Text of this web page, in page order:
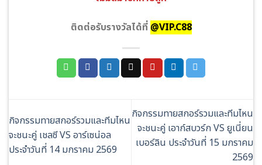
ติดต่อรับรางวัลได้ที่ @VIP.C88
กิจกรรมทายสกอร์รวมและทีมไหน
จะชนะคู่ เชลซี VS อาร์เซน่อล
ประจำวันที่ 14 มกราคม 2569
กิจกรรมทายสกอร์รวมและทีมไหน
จะชนะคู่ เอาก์สบวร์ก VS ยูเนี่ยน
เบอร์ลิน ประจำวันที่ 15 มกราคม
2569